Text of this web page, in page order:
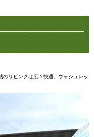
リビングは広々快適。ウォシュレッ